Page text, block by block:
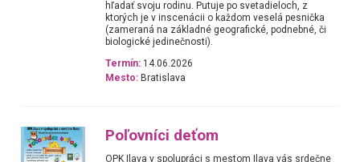
hľadať svoju rodinu. Putuje po svetadieloch, z
ktorých je v inscenácii o každom veselá pesnička
(zameraná na základné geografické, podnebné, či
biologické jedinečnosti).
Termín: 14.06.2026
Mesto: Bratislava
Poľovníci deťom
OPK Ilava v spolupráci s mestom Ilava vás srdečne